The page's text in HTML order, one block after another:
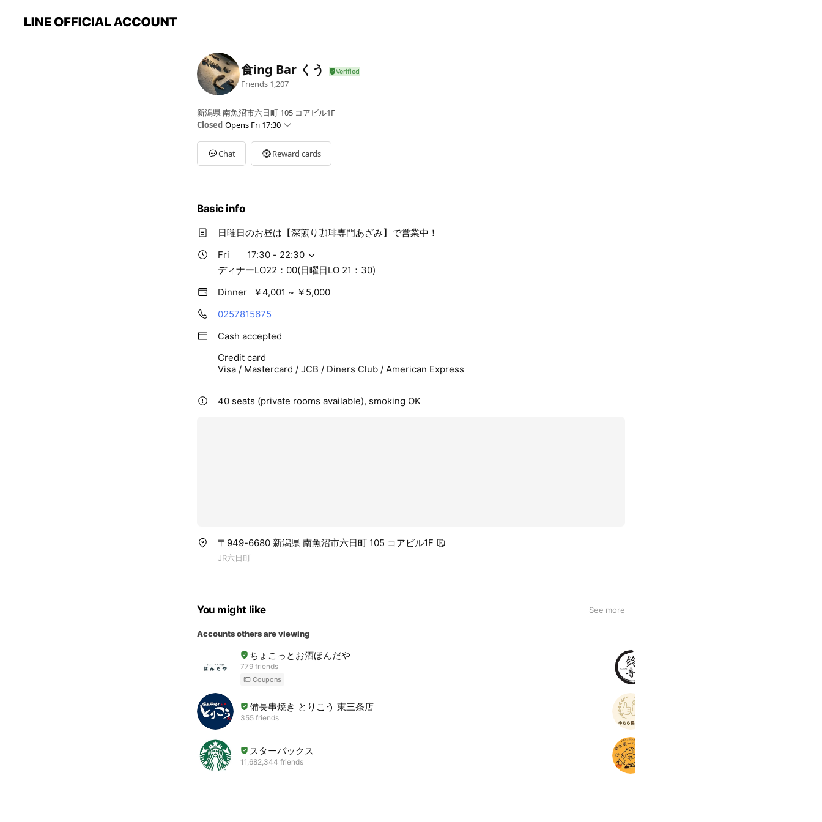
食ing Bar くう
Friends 1,207
新潟県 南魚沼市六日町 105 コアビル1F
Closed Opens Fri 17:30
Sun17:30 - 22:00
MonClosed
Tue
17:30 - 22:30
Sat17:30 - 22:30
Chat Reward cards
Basic info
日曜日のお昼は【深煎り珈琲専門あざみ】で営業中！
Fri
17:30 - 22:30
ディナーLO22：00(日曜日LO 21：30)
Dinner
￥4,001 ~ ￥5,000
0257815675
Cash accepted
Credit card
Visa / Mastercard / JCB / Diners Club / American Express
40 seats (private rooms available), smoking OK
〒949-6680 新潟県 南魚沼市六日町 105 コアビル1F
JR六日町
You might like See more
Accounts others are viewing
ちょこっとお酒ほんだや
779 friends
Coupons
備長串焼き とりこう 東三条店
355 friends
スターバックス
11,682,344 friends